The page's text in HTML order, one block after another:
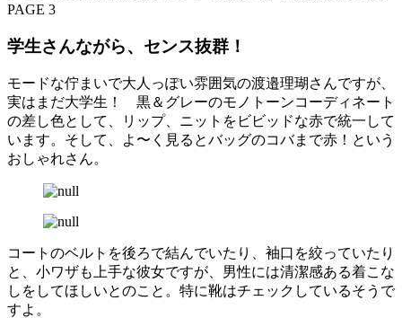
PAGE 3
学生さんながら、センス抜群！
モードな佇まいで大人っぽい雰囲気の渡邉理瑚さんですが、
実はまだ大学生！ 黒＆グレーのモノトーンコーディネート
の差し色として、リップ、ニットをビビッドな赤で統一して
います。そして、よ〜く見るとバッグのコバまで赤！という
おしゃれさん。
コートのベルトを後ろで結んでいたり、袖口を絞っていたり
と、小ワザも上手な彼女ですが、男性には清潔感ある着こな
しをしてほしいとのこと。特に靴はチェックしているそうで
すよ。